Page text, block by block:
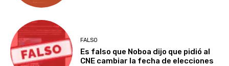
FALSO
Es falso que Noboa dijo que pidió al
CNE cambiar la fecha de elecciones